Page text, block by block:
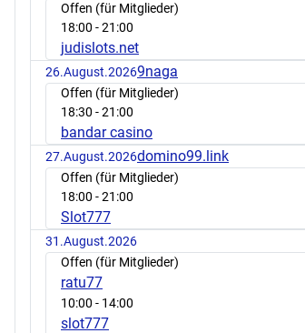
Offen (für Mitglieder)
18:00 - 21:00
judislots.net
26.August.20269naga
Offen (für Mitglieder)
18:30 - 21:00
bandar casino
27.August.2026domino99.link
Offen (für Mitglieder)
18:00 - 21:00
Slot777
31.August.2026
Offen (für Mitglieder)
ratu77
10:00 - 14:00
slot777